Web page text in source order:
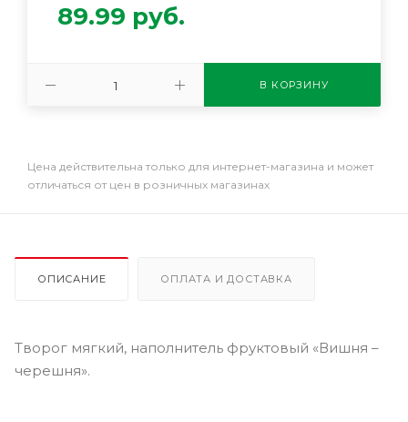
89.99 руб.
В КОРЗИНУ
Цена действительна только для интернет-магазина и может
отличаться от цен в розничных магазинах
ОПИСАНИЕ ОПЛАТА И ДОСТАВКА
Творог мягкий, наполнитель фруктовый «Вишня –
черешня».